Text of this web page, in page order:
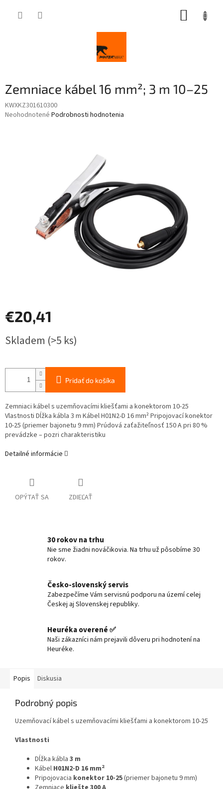
Zemniace kábel 16 mm²; 3 m 10–25
KWXKZ301610300
Priemerné
Neohodnotené Podrobnosti hodnotenia
€20,41
cena:
Skladem (>5 ks)
Pridať do košíka
Zemniaci kábel s uzemňovacími kliešťami a konektorom 10-25
Vlastnosti Dĺžka kábla 3 m Kábel H01N2-D 16 mm² Pripojovací konektor
10-25 (priemer bajonetu 9 mm) Prúdová zaťažiteľnosť 150 A pri 80 %
prevádzke – pozri charakteristiku
Detailné informácie
OPÝTAŤ SA ZDIEĽAŤ
30 rokov na trhu
Nie sme žiadni nováčikovia. Na trhu už pôsobíme 30
rokov.
Česko-slovenský servis
Zabezpečíme Vám servisnú podporu na území celej
Českej aj Slovenskej republiky.
Heuréka overené ✅
Naši zákazníci nám prejavili dôveru pri hodnotení na
Heuréke.
Popis Diskusia
Podrobný popis
Uzemňovací kábel s uzemňovacími kliešťami a konektorom 10-25
Vlastnosti
Dĺžka kábla 3 m
Kábel H01N2-D 16 mm2
Pripojovacia konektor 10-25(priemer bajonetu 9 mm)